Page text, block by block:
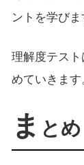
ントを学びま
理解度テス
めていきます
ま とめ